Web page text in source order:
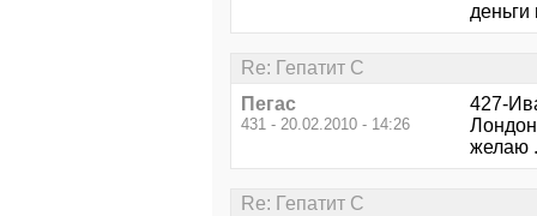
деньги
Re: Гепатит С
Пегас
431 - 20.02.2010 - 14:26
427-
желаю
Re: Гепатит С